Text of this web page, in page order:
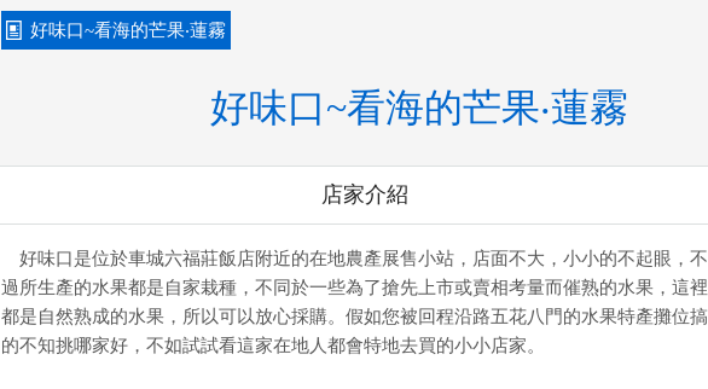
好味口~看海的芒果‧蓮霧
好味口~看海的芒果‧蓮霧
店家介紹
好味口是位於車城六福莊飯店附近的在地農產展售小站，店面不大，小小的不起眼，不
過所生產的水果都是自家栽種，不同於一些為了搶先上市或賣相考量而催熟的水果，這裡
都是自然熟成的水果，所以可以放心採購。假如您被回程沿路五花八門的水果特產攤位搞
的不知挑哪家好，不如試試看這家在地人都會特地去買的小小店家。